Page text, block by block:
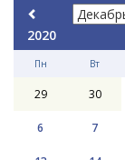
2020
Пн Вт
29 30
6 7